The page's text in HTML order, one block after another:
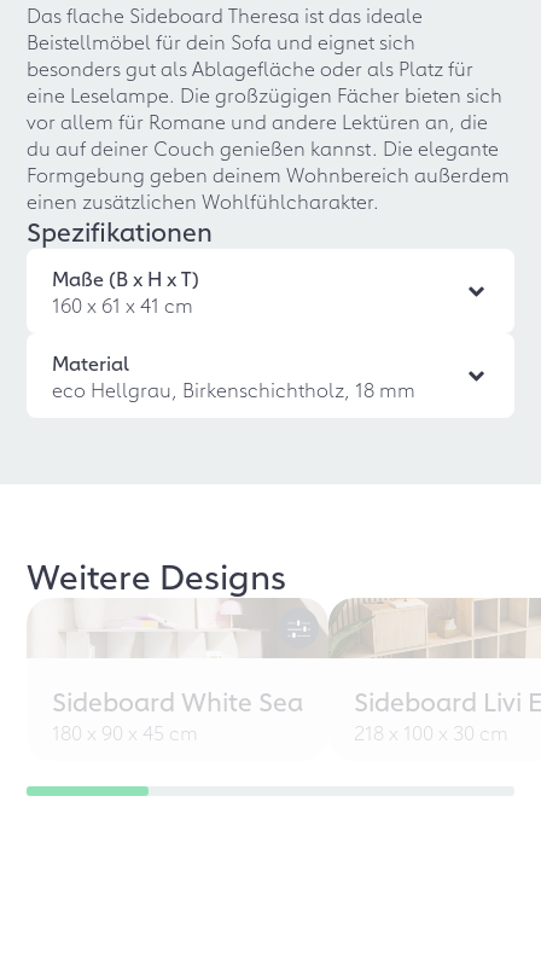
Das flache Sideboard Theresa ist das ideale
Beistellmöbel für dein Sofa und eignet sich
besonders gut als Ablagefläche oder als Platz für
eine Leselampe. Die großzügigen Fächer bieten sich
vor allem für Romane und andere Lektüren an, die
du auf deiner Couch genießen kannst. Die elegante
Formgebung geben deinem Wohnbereich außerdem
einen zusätzlichen Wohlfühlcharakter.
Spezifikationen
Maße (B x H x T)
160 x 61 x 41 cm
Material
eco Hellgrau, Birkenschichtholz, 18 mm
Weitere Designs
Sideboard White Sea
180 x 90 x 45 cm
Sideboard Livi
218 x 100 x 30 cm